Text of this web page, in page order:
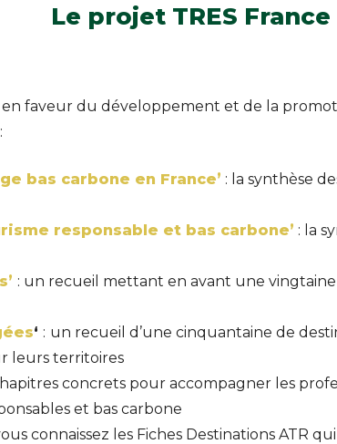
Le projet TRES France
faveur du développement et de la
bas carbone en France’ : la synthèse
responsable et bas carbone’ : la
: un recueil mettant en avant une
‘ : un recueil d’une cinquantaine de
leurs territoires
concrets pour accompagner les
et bas carbone
connaissez les Fiches Destinations ATR